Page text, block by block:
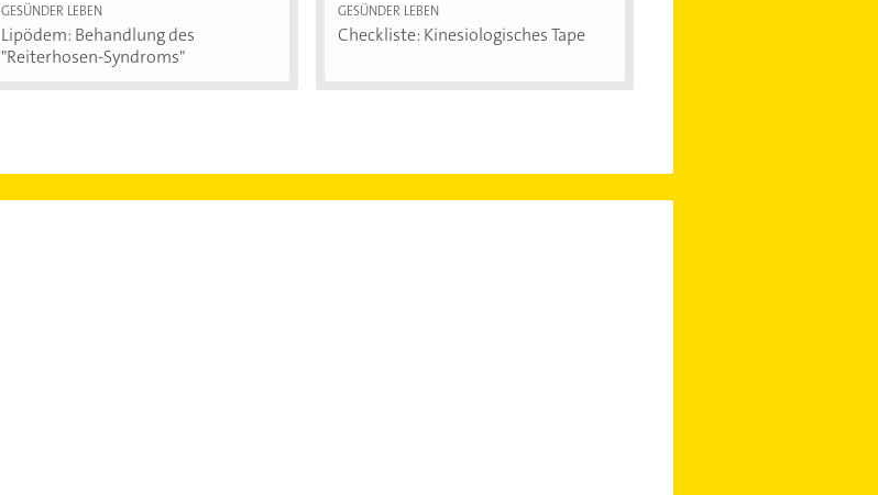
GESÜNDER LEBEN
Lipödem: Behandlung des
"Reiterhosen-Syndroms"
GESÜNDER LEBEN
Checkliste: Kinesiologisches Tape